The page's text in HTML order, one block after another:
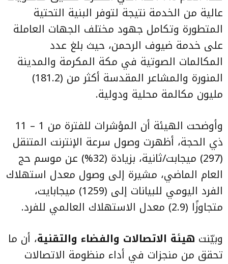
عالية من الخدمة نتيجة لتوفر البنية التحتية
المتطورة وتكامل جهود مختلف الجهات العاملة
على خدمة ضيوف الرحمن، حيث بلغ عدد
المكالمات الصوتية في مكة المكرمة والمدينة
المنورة والمشاعر المقدسة أكثر من (181.2)
مليون مكالمة محلية ودولية.
وأوضحت الهيئة أن المؤشرات للفترة من 1 – 11
ذي الحجة، أظهرت وصول سرعة الإنترنت المتنقل
(297) ميجابت/ثانية، بزيادة (32%) عن موسم حج
العام الماضي، مشيرة إلى وصول معدل استهلاك
الفرد اليومي للبيانات إلى (1259) ميجابايت،
متجاوزًا (2.9) معدل الاستهلاك العالمي للفرد.
وبيّنت هيئة الاتصالات والفضاء والتقنية، أن ما
تحقق من منجزات في أداء منظومة الاتصالات